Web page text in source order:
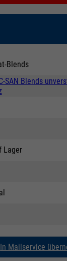
Blends
SAN Blends
Lager
In Mailservice